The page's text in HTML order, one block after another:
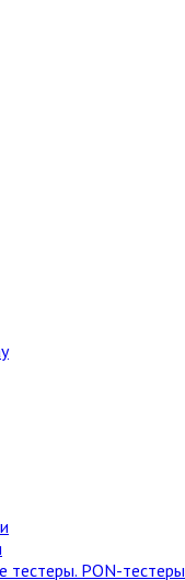
тестеры. PON-тестеры